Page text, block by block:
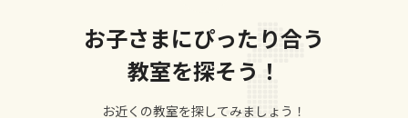
お子さまにぴったり合う
教室を探そう！
お近くの教室を探してみましょう！